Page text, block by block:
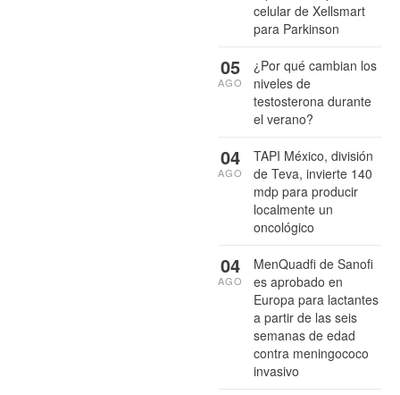
celular de Xellsmart
para Parkinson
¿Por qué cambian los
niveles de
testosterona durante
el verano?
05
AGO
TAPI México, división
de Teva, invierte 140
mdp para producir
localmente un
oncológico
04
AGO
MenQuadfi de Sanofi
es aprobado en
Europa para lactantes
a partir de las seis
semanas de edad
contra meningococo
invasivo
04
AGO